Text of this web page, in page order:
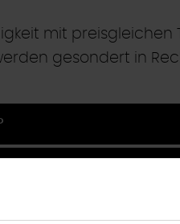
mit
gesondert in